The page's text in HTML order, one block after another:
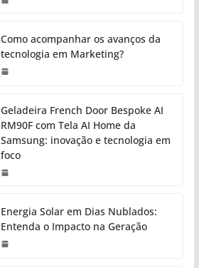
Como acompanhar os avanços da
tecnologia em Marketing?
Geladeira French Door Bespoke AI
RM90F com Tela AI Home da
Samsung: inovação e tecnologia em
foco
Energia Solar em Dias Nublados:
Entenda o Impacto na Geração